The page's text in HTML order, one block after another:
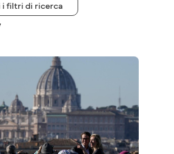
filtri di ricerca